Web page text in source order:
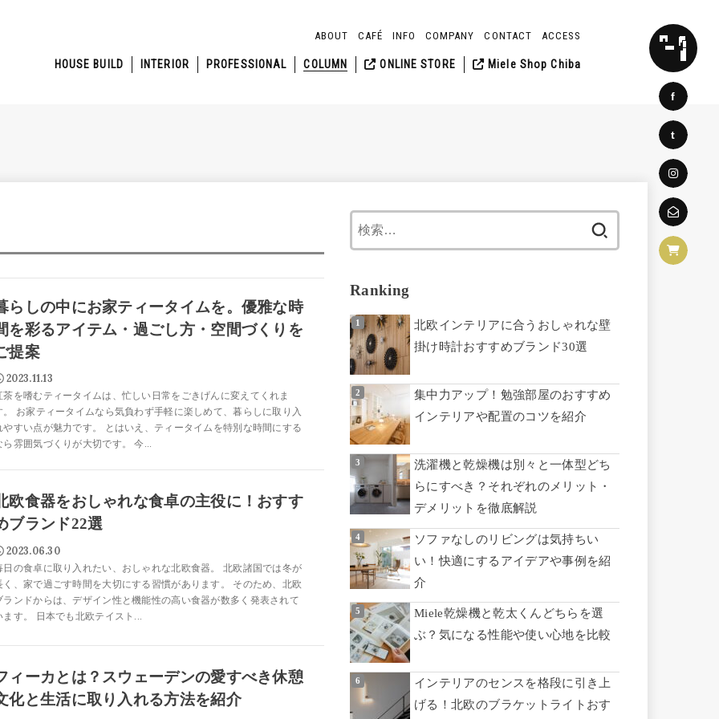
f
t
HOUSE BUILD INTERIOR PROFESSIONAL COLUMN ONLINE STORE Miele Shop Chiba
ABOUT CAFÉ INFO COMPANY CONTACT ACCESS SEARCH
らしの中にお家ティータイムを。優雅な時
を彩るアイテム・過ごし方・空間づくりを
提案
2023.11.13
茶を嗜むティータイムは、忙しい日常をごきげんに変えてくれま
。 お家ティータイムなら気負わず手軽に楽しめて、暮らしに取り入
やすい点が魅力です。 とはいえ、ティータイムを特別な時間にする
ら雰囲気づくりが大切です。 今...
欧食器をおしゃれな食卓の主役に！おすす
ブランド22選
2023.06.30
日の食卓に取り入れたい、おしゃれな北欧食器。 北欧諸国では冬が
く、家で過ごす時間を大切にする習慣があります。 そのため、北欧
ランドからは、デザイン性と機能性の高い食器が数多く発表されて
ます。 日本でも北欧テイスト...
ィーカとは？スウェーデンの愛すべき休憩
化と生活に取り入れる方法を紹介
Ranking
北欧インテリアに合うおしゃれな壁
掛け時計おすすめブランド30選
集中力アップ！勉強部屋のおすすめ
インテリアや配置のコツを紹介
洗濯機と乾燥機は別々と一体型どち
らにすべき？それぞれのメリット・
デメリットを徹底解説
ソファなしのリビングは気持ちい
い！快適にするアイデアや事例を紹
介
Miele乾燥機と乾太くんどちらを選
ぶ？気になる性能や使い心地を比較
インテリアのセンスを格段に引き上
げる！北欧のブラケットライトおす